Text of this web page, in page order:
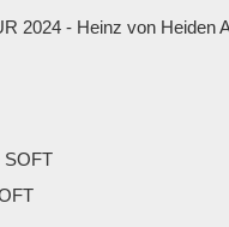
2024 - Heinz von Heiden